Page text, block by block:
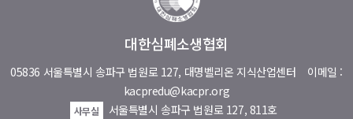
대한심폐소생협회
05836 서울특별시 송파구 법원로 127, 대명벨리온 지식산업센터 이메일 :
kacpredu@kacpr.org
사무실 서울특별시 송파구 법원로 127, 811호